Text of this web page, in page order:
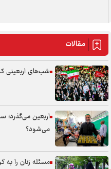
مقالات
شب‌های اربعینی
اربعین می‌گذرد؛
می‌شود؟
مسئله زنان را به